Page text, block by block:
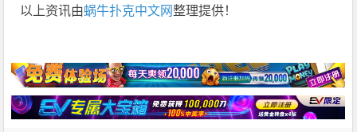
以上资讯由蜗牛扑克中文网整理提供！